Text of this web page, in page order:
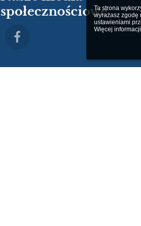
Ta strona
wyrażasz zgodę
ustawieniami
Więcej
społecznościowe